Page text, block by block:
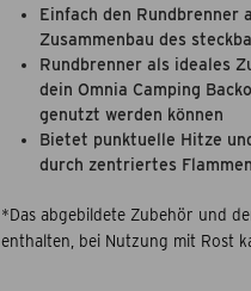
Einfach den Rundbrenner
Zusammenbau des
Rundbrenner als ideales
dein Omnia Camping
genutzt werden können
Bietet punktuelle Hitze
durch zentriertes
*Das abgebildete Zubehör und
enthalten, bei Nutzung mit Rost